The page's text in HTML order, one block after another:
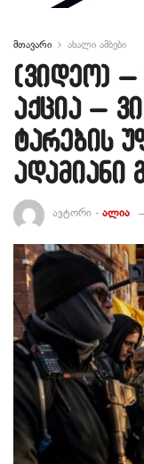
მთავარი ახალი ამბები
(ვიდეო) –
აქცია –
ტარების
ადამიანი
ავტორი - ალია